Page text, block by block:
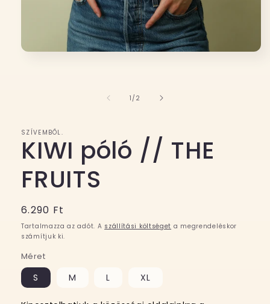
1 //2
SZÍVEMBŐL.
KIWI póló // THE
FRUITS
Normál
ár
6.290 Ft
Tartalmazza az adót. A szállítási költséget a megrendeléskor
számítjuk ki.
Méret
S M L XL